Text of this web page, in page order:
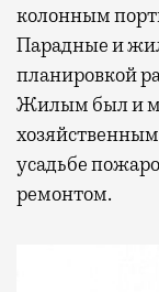
колонным
Парадные и
планировкой
Жилым был и
усадьбе
ремонтом.